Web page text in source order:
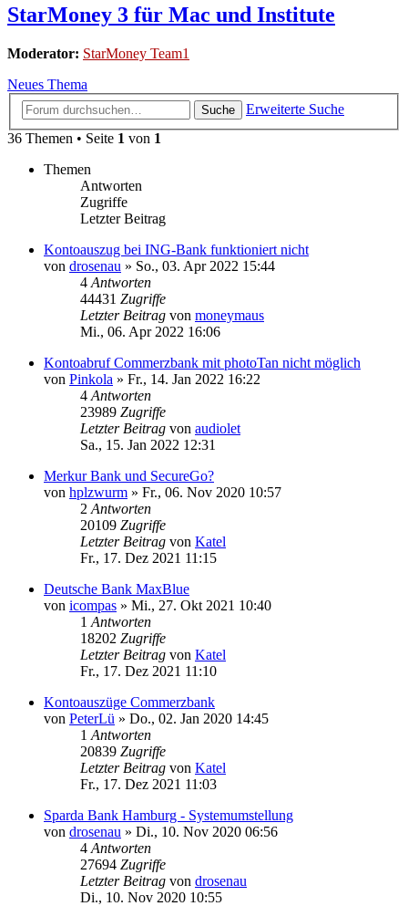
StarMoney 3 für Mac und Institute
Moderator: StarMoney Team1
Neues Thema
Suche
Erweiterte Suche
36 Themen • Seite 1 von 1
Themen
Antworten
Zugriffe
Letzter Beitrag
Kontoauszug bei ING-Bank funktioniert nicht
von drosenau » So., 03. Apr 2022 15:44
4 Antworten
44431 Zugriffe
Letzter Beitrag von moneymaus
Mi., 06. Apr 2022 16:06
Kontoabruf Commerzbank mit photoTan nicht möglich
von Pinkola » Fr., 14. Jan 2022 16:22
4 Antworten
23989 Zugriffe
Letzter Beitrag von audiolet
Sa., 15. Jan 2022 12:31
Merkur Bank und SecureGo?
von hplzwurm » Fr., 06. Nov 2020 10:57
2 Antworten
20109 Zugriffe
Letzter Beitrag von Katel
Fr., 17. Dez 2021 11:15
Deutsche Bank MaxBlue
von icompas » Mi., 27. Okt 2021 10:40
1 Antworten
18202 Zugriffe
Letzter Beitrag von Katel
Fr., 17. Dez 2021 11:10
Kontoauszüge Commerzbank
von PeterLü » Do., 02. Jan 2020 14:45
1 Antworten
20839 Zugriffe
Letzter Beitrag von Katel
Fr., 17. Dez 2021 11:03
Sparda Bank Hamburg - Systemumstellung
von drosenau » Di., 10. Nov 2020 06:56
4 Antworten
27694 Zugriffe
Letzter Beitrag von drosenau
Di., 10. Nov 2020 10:55